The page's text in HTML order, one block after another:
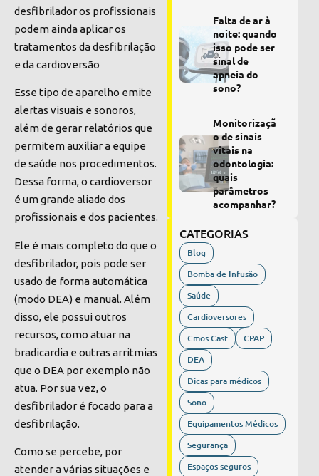
desfibrilador os profissionais
podem ainda aplicar os
tratamentos da desfibrilação
e da cardioversão
Esse tipo de aparelho emite
alertas visuais e sonoros,
além de gerar relatórios que
permitem auxiliar a equipe
de saúde nos procedimentos.
Dessa forma, o cardioversor
é um grande aliado dos
profissionais e dos pacientes.
Ele é mais completo do que o
desfibrilador, pois pode ser
usado de forma automática
(modo DEA) e manual. Além
disso, ele possui outros
recursos, como atuar na
bradicardia e outras arritmias
que o DEA por exemplo não
atua. Por sua vez, o
desfibrilador é focado para a
desfibrilação.
Como se percebe, por
atender a várias situações e
Falta de ar à
noite: quando
isso pode ser
sinal de
apneia do
sono?
Monitorizaçã
o de sinais
vitais na
odontologia:
quais
parâmetros
acompanhar?
CATEGORIAS
Blog
Bomba de Infusão
Saúde
Cardioversores
Cmos Cast
CPAP
DEA
Dicas para médicos
Sono
Equipamentos Médicos
Segurança
Espaços seguros